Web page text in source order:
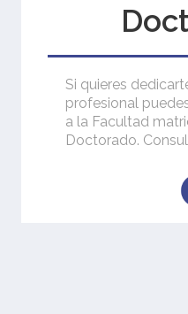
Si quieres
profesional
a la Facultad
Doctorado.